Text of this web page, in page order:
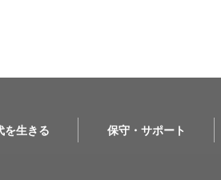
を生きる 保守・サポート